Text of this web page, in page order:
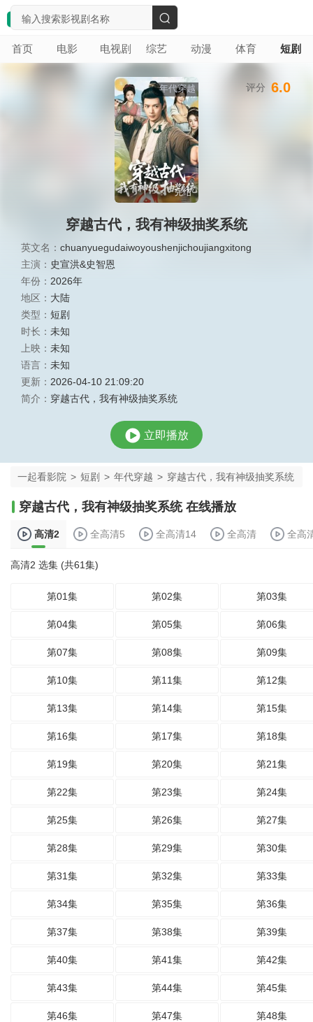
首页 电影 电视剧 综艺 动漫 体育 短剧
搜
索
年代穿越
完结
穿越古代，我有神级抽奖系统
英文名： chuanyuegudaiwoyoushenjichoujiangxitong
主演： 史宣洪&史智恩
年份： 2026年
地区： 大陆
类型： 短剧
时长： 未知
上映： 未知
语言： 未知
更新： 2026-04-10 21:09:20
简介： 穿越古代，我有神级抽奖系统
评分 6.0
立即播放
一起看影院 > 短剧 > 年代穿越 > 穿越古代，我有神级抽奖系统
穿越古代，我有神级抽奖系统 在线播放
高清2 全高清5 全高清14 全高清 全高
高清2 选集 (共61集)
第01集 第02集 第03集
第04集 第05集 第06集
第07集 第08集 第09集
第10集 第11集 第12集
第13集 第14集 第15集
第16集 第17集 第18集
第19集 第20集 第21集
第22集 第23集 第24集
第25集 第26集 第27集
第28集 第29集 第30集
第31集 第32集 第33集
第34集 第35集 第36集
第37集 第38集 第39集
第40集 第41集 第42集
第43集 第44集 第45集
第46集 第47集 第48集